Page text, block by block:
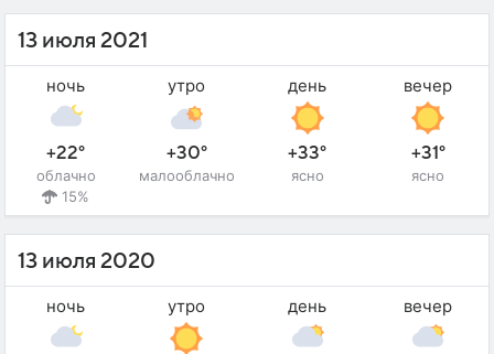
13 июля 2021
ночь
+22°
облачно
15%
утро
+30°
малооблачно
день
+33°
ясно
вечер
+31°
ясно
13 июля 2020
ночь утро день вечер